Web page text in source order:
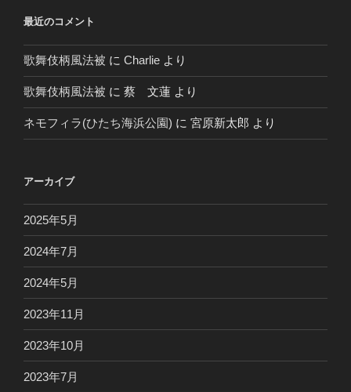
最近のコメント
歌舞伎柄風法被 に Charlie より
歌舞伎柄風法被 に 蔡 文蓮 より
ネモフィラ(ひたち海浜公園) に 宮原新太郎 より
アーカイブ
2025年5月
2024年7月
2024年5月
2023年11月
2023年10月
2023年7月